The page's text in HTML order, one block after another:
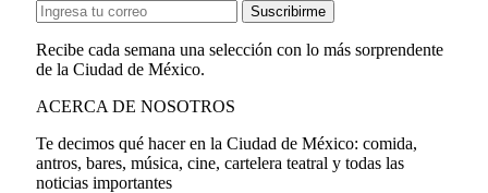
Suscribirme
Recibe cada semana una selección con lo más sorprendente
de la Ciudad de México.
ACERCA DE NOSOTROS
Te decimos qué hacer en la Ciudad de México: comida,
antros, bares, música, cine, cartelera teatral y todas las
noticias importantes